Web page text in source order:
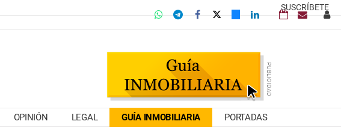
SUSCRÍBETE
OPINIÓN LEGAL GUÍA INMOBILIARIA PORTADAS